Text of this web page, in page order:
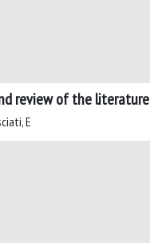
review of the literature
E